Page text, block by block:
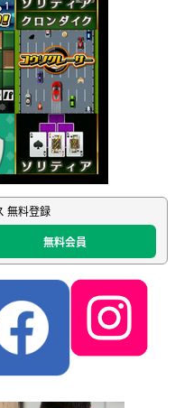
無料登録
無料会員